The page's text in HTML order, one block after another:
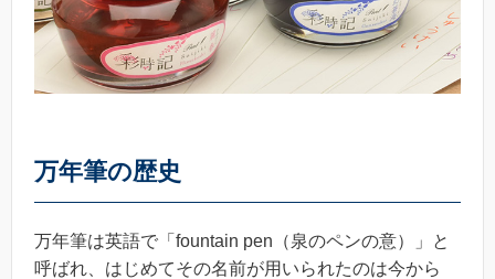
万年筆の歴史
万年筆は英語で「fountain pen（泉のペンの意）」と
呼ばれ、はじめてその名前が用いられたのは今から